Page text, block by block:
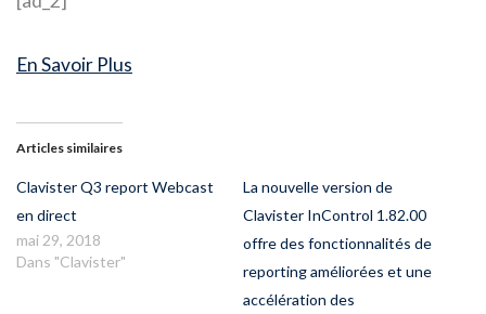
En Savoir Plus
Articles similaires
Clavister Q3 report Webcast
en direct
mai 29, 2018
Dans "Clavister"
La nouvelle version de
Clavister InControl 1.82.00
offre des fonctionnalités de
reporting améliorées et une
accélération des